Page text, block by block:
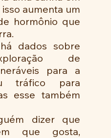
aumenta um
hormônio que
dados sobre
de
para a
tráfico para
esse também
dizer que
que gosta,